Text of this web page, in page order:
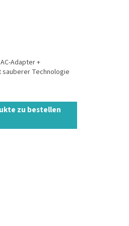
Adapter +
sauberer Technologie
zu bestellen